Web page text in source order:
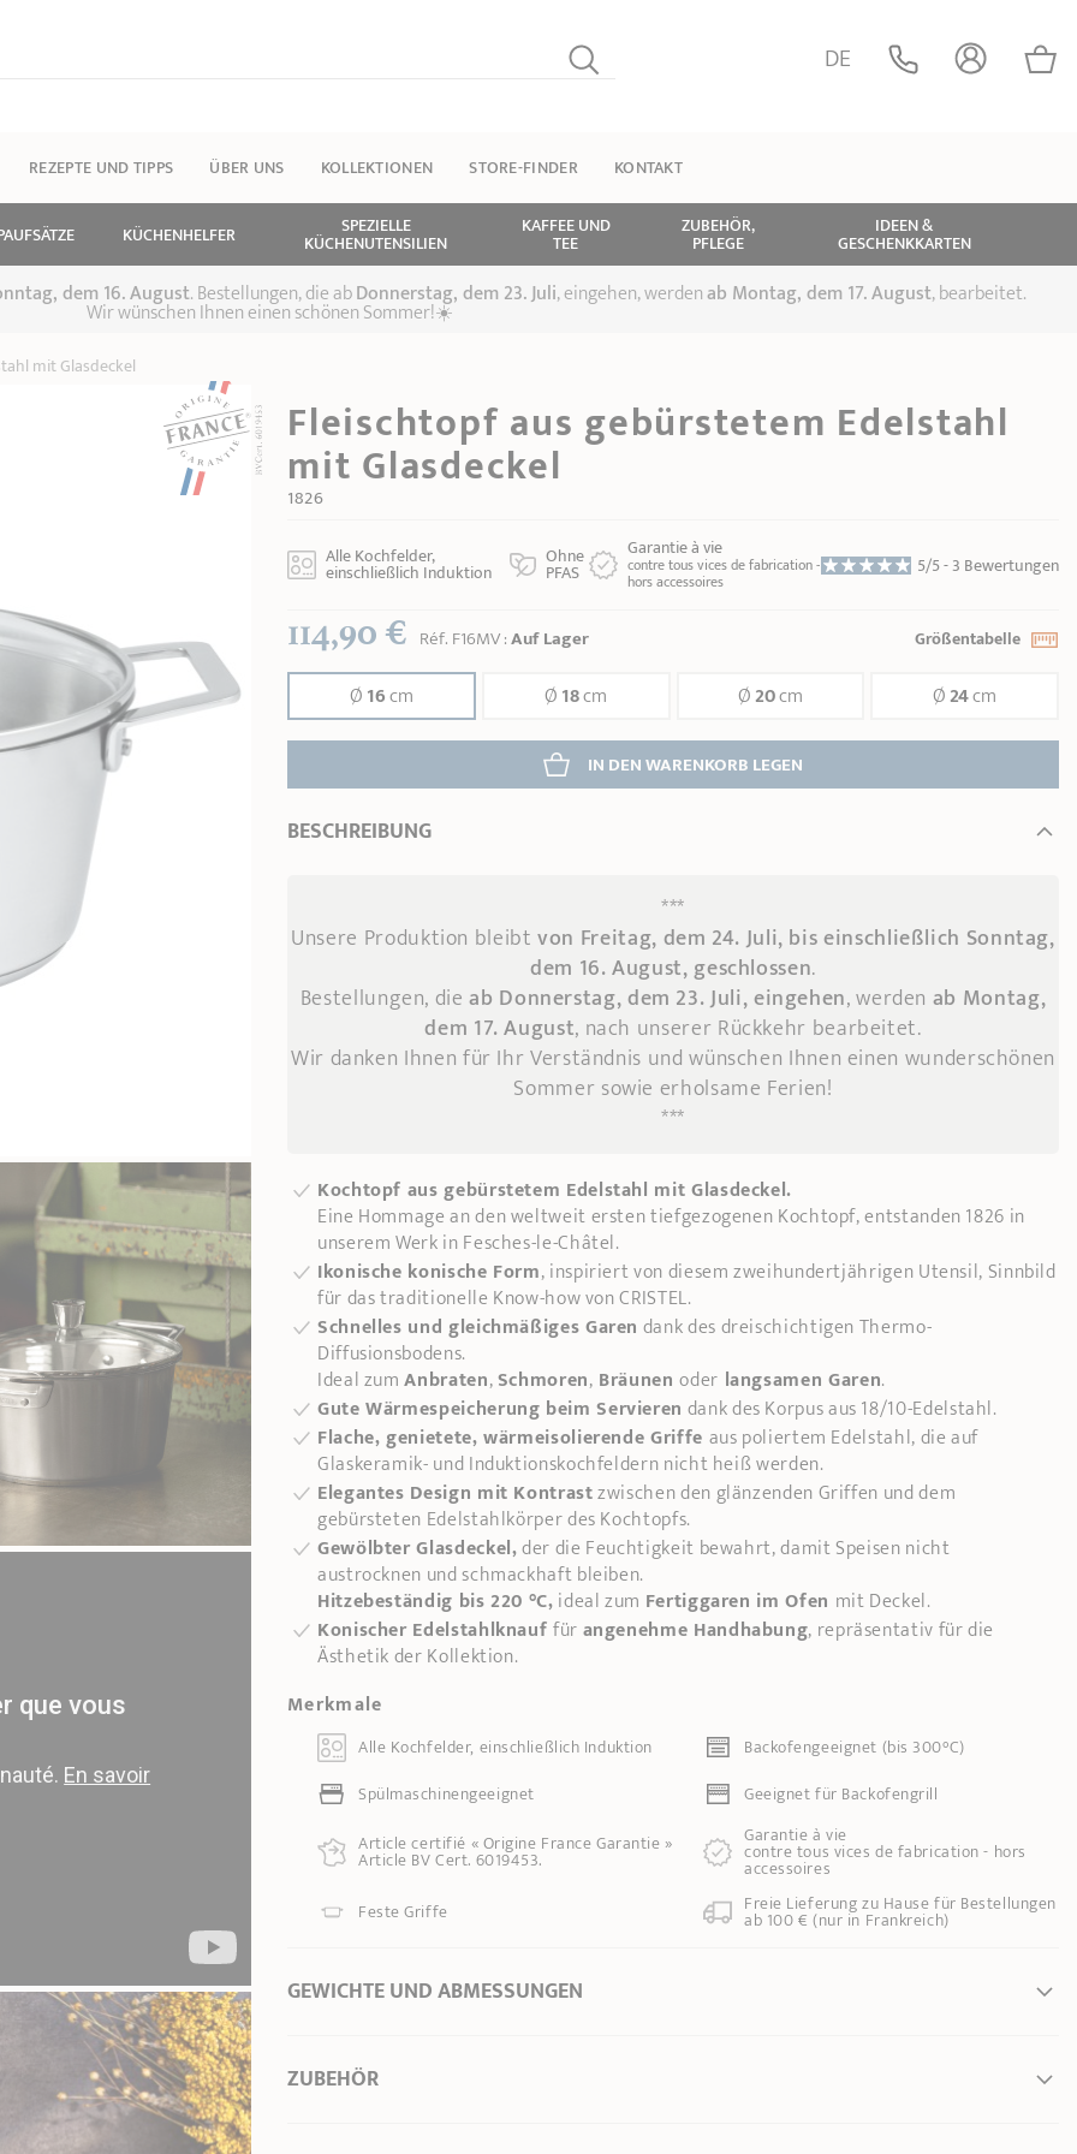
DE
REZEPTE UND TIPPS ÜBER UNS KOLLEKTIONEN STORE-FINDER KONTAKT
KÜCHENHELFER SPEZIELLE
KÜCHENUTENSILIEN
KAFFEE UND
TEE
ZUBEHÖR,
PFLEGE
IDEEN &
GESCHENKKARTEN
dem 16. August. Bestellungen, die abDonnerstag, dem 23. Juli, eingehen, werdenab Montag, dem 17. August, bearbeitet.
Wir wünschen Ihnen einen schönen Sommer!☀️
mit Glasdeckel
Fleischtopf aus gebürstetem Edelstahl
mit Glasdeckel
1826
Alle Kochfelder,
einschließlich Induktion
Ohne
PFAS
Garantie à vie
contre tous vices de fabrication -
hors accessoires
5/5 -3 Bewertungen
114,90 € Réf. F16MV:Auf Lager Größentabelle
Ø16cm Ø18cm Ø20cm Ø24cm
LEGEN
BESCHREIBUNG
***
Unsere Produktion bleibtvon Freitag, dem 24. Juli, bis einschließlich Sonntag,
dem 16. August, geschlossen.
Bestellungen, dieab Donnerstag, dem 23. Juli, eingehen, werden ab Montag,
dem 17. August, nach unserer Rückkehr bearbeitet.
Wir danken Ihnen für Ihr Verständnis und wünschen Ihnen einen wunderschönen
Sommer sowie erholsame Ferien!
***
Kochtopf aus gebürstetem Edelstahl mit Glasdeckel.
Eine Hommage an den weltweit ersten tiefgezogenen Kochtopf, entstanden 1826 in
unserem Werk in Fesches-le-Châtel.
Ikonische konische Form, inspiriert von diesem zweihundertjährigen Utensil, Sinnbild
für das traditionelle Know-how von CRISTEL.
Schnelles und gleichmäßiges Garen dank des dreischichtigen Thermo-
Diffusionsbodens.
Ideal zumAnbraten,Schmoren, Bräunenoder langsamen Garen.
Gute Wärmespeicherung beim Servieren dank des Korpus aus 18/10-Edelstahl.
Flache, genietete, wärmeisolierende Griffe aus poliertem Edelstahl, die auf
Glaskeramik- und Induktionskochfeldern nicht heiß werden.
Elegantes Design mit Kontrastzwischen den glänzenden Griffen und dem
gebürsteten Edelstahlkörper des Kochtopfs.
Gewölbter Glasdeckel,der die Feuchtigkeit bewahrt, damit Speisen nicht
austrocknen und schmackhaft bleiben.
Hitzebeständig bis 220 °C,ideal zum Fertiggaren im Ofen mit Deckel.
Konischer Edelstahlknauffürangenehme Handhabung, repräsentativ für die
Ästhetik der Kollektion.
Merkmale
Alle Kochfelder, einschließlich Induktion
Backofengeeignet (bis 300°C)
Spülmaschinengeeignet
Geeignet für Backofengrill
Article certifié « Origine France Garantie »
Article BV Cert. 6019453.
Garantie à vie
contre tous vices de fabrication - hors
accessoires
Feste Griffe
Freie Lieferung zu Hause für Bestellungen
ab 100 € (nur in Frankreich)
GEWICHTE UND ABMESSUNGEN
Ø Boden12,50 cm
ZUBEHÖR